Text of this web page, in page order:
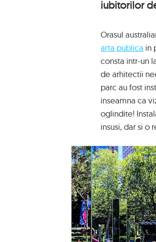
iubitorilor
Orasul
arta publica in
consta intr-un
de arhitectii
parc au fost
inseamna ca
oglindite!
insusi, dar si o